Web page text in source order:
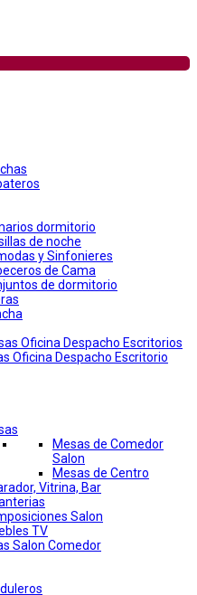
dormitorio
de noche
y Sinfonieres
de Cama
de dormitorio
Oficina Despacho Escritorios
Oficina Despacho Escritorio
Mesas de Comedor
Salon
Mesas de Centro
Vitrina, Bar
Salon
TV
Salon Comedor